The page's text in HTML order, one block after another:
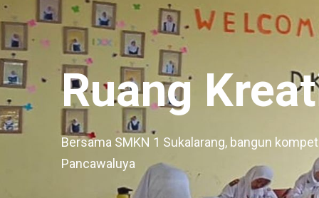
Ruang
Bersama SMKN 1 Sukalarang, bangun
Pancawaluya